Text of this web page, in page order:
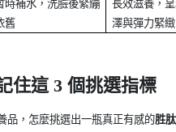
時補水，洗臉後緊繃
舊
長效滋養，
澤與彈力緊緻
住這 3 個挑選指標
品，怎麼挑選出一瓶真正有感的胜